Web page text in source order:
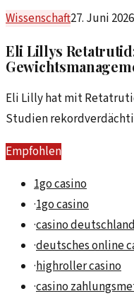
Wissenschaft27. Juni 2026
Eli Lillys
Eli Lilly hat mit
Studien
was bedeutet das für
bleiben?
Empfohlen
1go casino
·1go casino
·casino
·deutsches online
·highroller casino
·casino